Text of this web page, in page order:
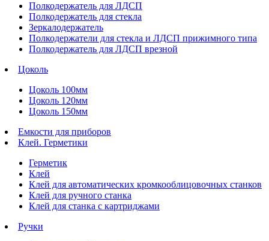
Полкодержатель для ЛДСП
Полкодержатель для стекла
Зеркалодержатель
Полкодержатели для стекла и ЛДСП прижимного типа
Полкодержатель для ЛДСП врезной
Цоколь
Цоколь 100мм
Цоколь 120мм
Цоколь 150мм
Емкости для приборов
Клей. Герметики
Герметик
Клей
Клей для автоматических кромкооблицовочных станков
Клей для ручного станка
Клей для станка с картриджами
Ручки